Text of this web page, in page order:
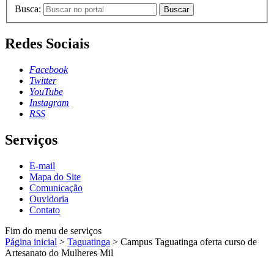
Busca: Buscar
Redes Sociais
Facebook
Twitter
YouTube
Instagram
RSS
Serviços
E-mail
Mapa do Site
Comunicação
Ouvidoria
Contato
Fim do menu de serviços
Página inicial > Taguatinga > Campus Taguatinga oferta curso de
Artesanato do Mulheres Mil